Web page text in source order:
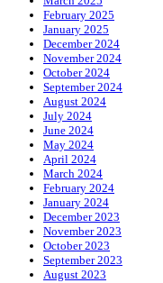
February 2025
January 2025
December 2024
November 2024
October 2024
September 2024
August 2024
July 2024
June 2024
May 2024
April 2024
March 2024
February 2024
January 2024
December 2023
November 2023
October 2023
September 2023
August 2023